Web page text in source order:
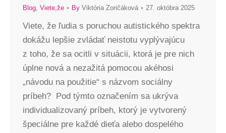
Blog, Viete,že By Viktória Zoričáková 27. októbra 2025
Viete, že ľudia s poruchou autistického spektra
dokážu lepšie zvládať neistotu vyplývajúcu
z toho, že sa ocitli v situácii, ktorá je pre nich
úplne nová a nezažitá pomocou akéhosi
„návodu na použitie“ s názvom sociálny
príbeh? Pod týmto označením sa ukrýva
individualizovaný príbeh, ktorý je vytvorený
špeciálne pre každé dieťa alebo dospelého